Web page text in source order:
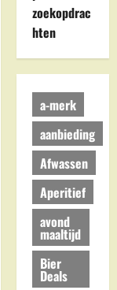
zoekopdrac
hten
a-merk
aanbieding
Afwassen
Aperitief
avond
maaltijd
Bier
Deals